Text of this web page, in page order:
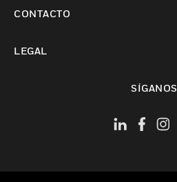
CONTACTO
LEGAL
SÍGANOS